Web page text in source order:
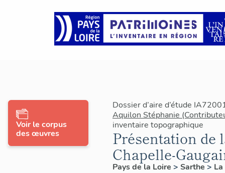
Dossier d’aire d’étude
Aquilon Stéphanie
inventaire topographique
Présentation de
Chapelle-
Pays de la Loire > Sarthe >
Voir le corpus
des œuvres